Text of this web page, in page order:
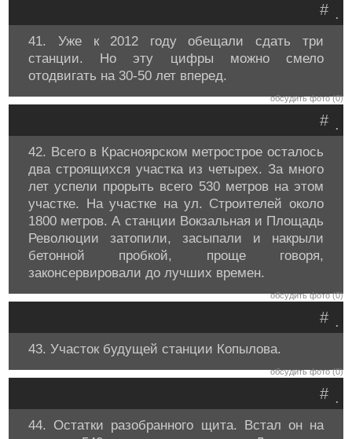
.
#
41. Уже к 2012 году обещали сдать три
станции. Но эту цифры можно смело
отодвигать на 30-50 лет вперед.
обсудить фото (0)
.
#
42. Всего в Красноярском метрострое осталось
два строящихся участка из четырех. За много
лет успели прорыть всего 530 метров на этом
участке. На участке на ул. Строителей около
1800 метров. А станции Вокзальная и Площадь
Революции затопили, засыпали и накрыли
бетонной пробкой, проще говоря,
законсервировали до лучших времен.
обсудить фото (0)
.
#
43. Участок будущей станции Копылова.
обсудить фото (0)
.
#
44. Остатки разобранного щита. Встал он на